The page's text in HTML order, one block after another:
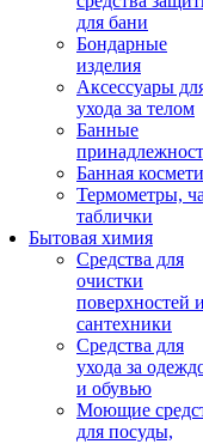
для бани
Бондарные
изделия
Аксеcсуары
ухода за телом
Банные
Банная
Термометры,
таблички
Бытовая химия
Средства для
очистки
поверхностей
сантехники
Средства для
ухода за
и обувью
Моющие
для посуды,